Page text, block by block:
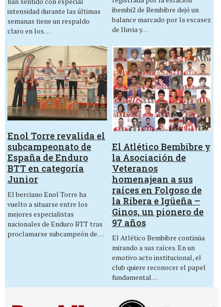
intensidad durante las últimas
semanas tiene un respaldo
claro en los…
ibembi2 de Bembibre dejó un
balance marcado por la escasez
de lluvia y…
Enol Torre revalida el
subcampeonato de
España de Enduro
BTT en categoría
Junior
El berciano Enol Torre ha
vuelto a situarse entre los
mejores especialistas
nacionales de Enduro BTT tras
proclamarse subcampeón de…
El Atlético Bembibre y
la Asociación de
Veteranos
homenajean a sus
raíces en Folgoso de
la Ribera e Igüeña –
Ginos, un pionero de
97 años
El Atlético Bembibre continúa
mirando a sus raíces. En un
emotivo acto institucional, el
club quiere reconocer el papel
fundamental…